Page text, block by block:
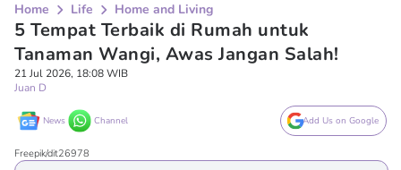
Home Life Home and Living
5 Tempat Terbaik di Rumah untuk
Tanaman Wangi, Awas Jangan Salah!
21 Jul 2026, 18:08 WIB
Juan D
News Channel Add Us on Google
Freepik/dit26978